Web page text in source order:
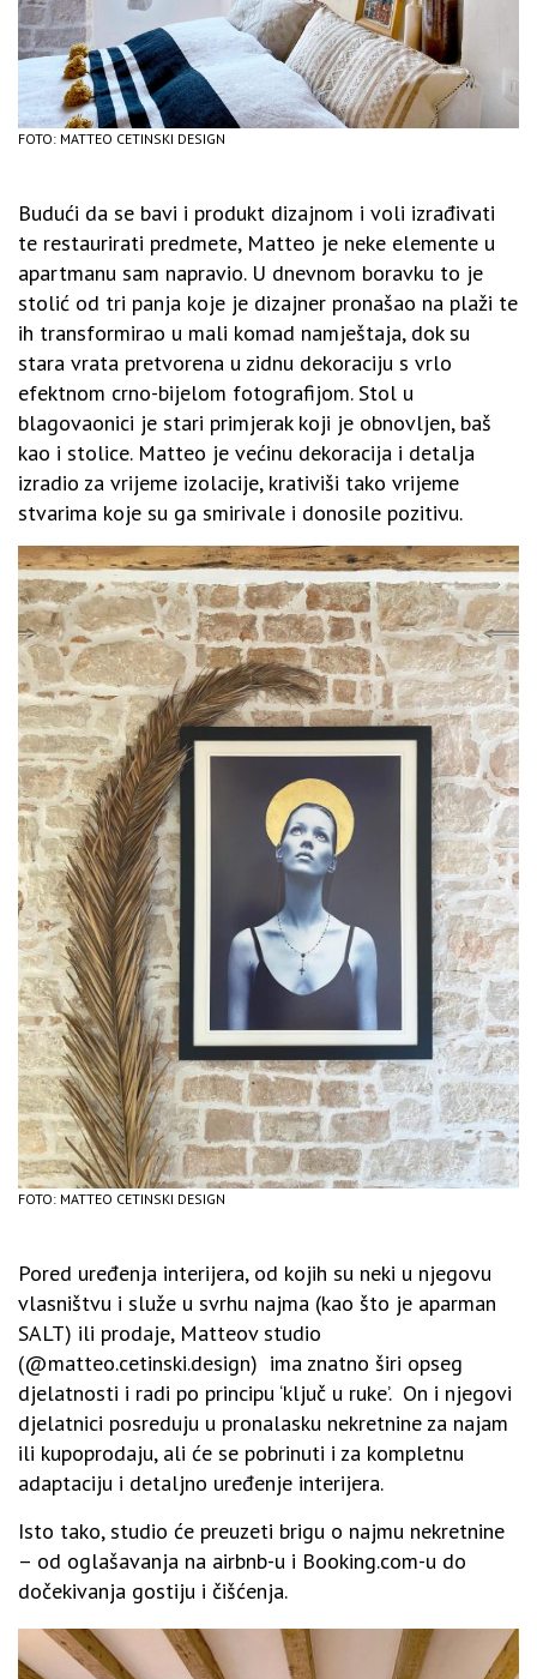
FOTO: MATTEO CETINSKI DESIGN
Budući da se bavi i produkt dizajnom i voli izrađivati
te restaurirati predmete, Matteo je neke elemente u
apartmanu sam napravio. U dnevnom boravku to je
stolić od tri panja koje je dizajner pronašao na plaži te
ih transformirao u mali komad namještaja, dok su
stara vrata pretvorena u zidnu dekoraciju s vrlo
efektnom crno-bijelom fotografijom. Stol u
blagovaonici je stari primjerak koji je obnovljen, baš
kao i stolice. Matteo je većinu dekoracija i detalja
izradio za vrijeme izolacije, krativiši tako vrijeme
stvarima koje su ga smirivale i donosile pozitivu.
FOTO: MATTEO CETINSKI DESIGN
Pored uređenja interijera, od kojih su neki u njegovu
vlasništvu i služe u svrhu najma (kao što je aparman
SALT) ili prodaje, Matteov studio
(@matteo.cetinski.design) ima znatno širi opseg
djelatnosti i radi po principu ‘ključ u ruke’. On i njegovi
djelatnici posreduju u pronalasku nekretnine za najam
ili kupoprodaju, ali će se pobrinuti i za kompletnu
adaptaciju i detaljno uređenje interijera.
Isto tako, studio će preuzeti brigu o najmu nekretnine
– od oglašavanja na airbnb-u i Booking.com-u do
dočekivanja gostiju i čišćenja.